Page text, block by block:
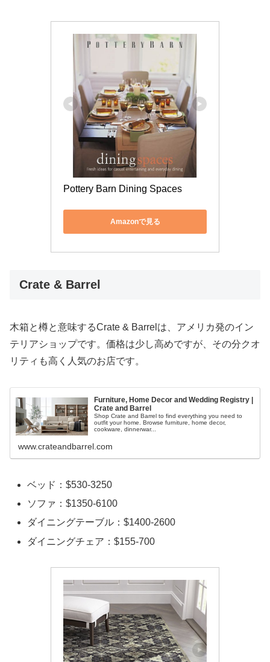
Pottery Barn Dining Spaces
Amazonで見る
Crate & Barrel
木箱と樽と意味するCrate & Barrelは、アメリカ発のイン
テリアショップです。価格は少し高めですが、その分クオ
リティも高く人気のお店です。
Furniture, Home Decor and Wedding Registry |
Crate and Barrel
Shop Crate and Barrel to find everything you need to
outfit your home. Browse furniture, home decor,
cookware, dinnerwar...
www.crateandbarrel.com
ベッド：$530-3250
ソファ：$1350-6100
ダイニングテーブル：$1400-2600
ダイニングチェア：$155-700